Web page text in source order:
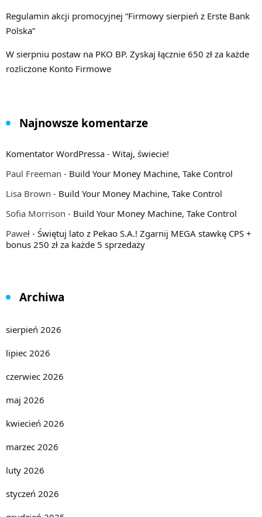
Regulamin akcji promocyjnej “Firmowy sierpień z Erste Bank
Polska”
W sierpniu postaw na PKO BP. Zyskaj łącznie 650 zł za każde
rozliczone Konto Firmowe
Najnowsze komentarze
Komentator WordPressa - Witaj, świecie!
Paul Freeman - Build Your Money Machine, Take Control
Lisa Brown - Build Your Money Machine, Take Control
Sofia Morrison - Build Your Money Machine, Take Control
Paweł - Świętuj lato z Pekao S.A.! Zgarnij MEGA stawkę CPS +
bonus 250 zł za każde 5 sprzedaży
Archiwa
sierpień 2026
lipiec 2026
czerwiec 2026
maj 2026
kwiecień 2026
marzec 2026
luty 2026
styczeń 2026